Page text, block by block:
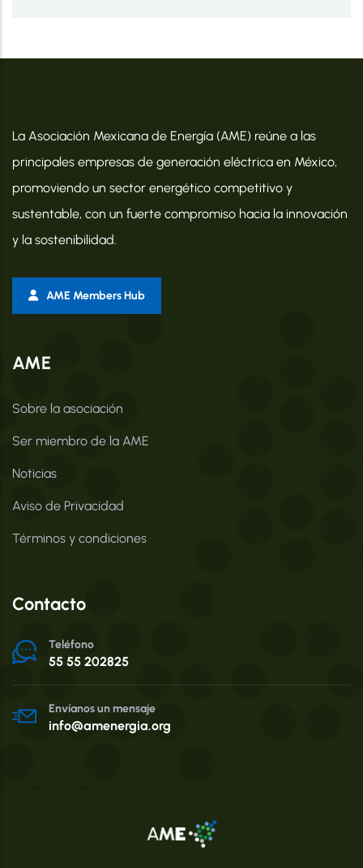
La Asociación Mexicana de Energía (AME) reúne a las
principales empresas de generación eléctrica en México,
promoviendo un sector energético competitivo y
sustentable, con un fuerte compromiso hacia la innovación
y la sostenibilidad.
AME Members Hub
AME
Sobre la asociación
Ser miembro de la AME
Noticias
Aviso de Privacidad
Términos y condiciones
Contacto
Teléfono
55 55 202825
Envíanos un mensaje
info@amenergia.org